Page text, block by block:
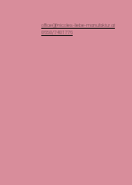
office@nicoles-liebe-manufaktur.at
0650/7401776